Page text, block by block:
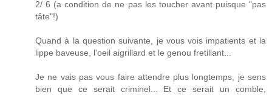
2/6 (a condition de ne pas les toucher avant puisque "pas
tâte"!)
Quand à la question suivante, je vous vois impatients et la
lippe baveuse, l'oeil aigrillard et le genou fretillant...
Je ne vais pas vous faire attendre plus longtemps, je sens
bien que ce serait criminel... Et ce serait un comble,